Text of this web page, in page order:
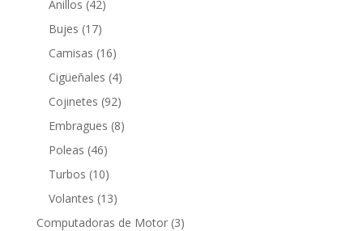
Anillos 4242
Bujes 1717
productos
Camisas 1616
productos
Cigüeñales 44
productos
Cojinetes 9292
productos
Embragues 88
Poleas 4646
productos
Turbos 1010
productos
Volantes 1313
productos
Computadoras de Motor 33